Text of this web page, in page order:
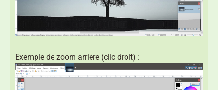
Exemple de zoom arrière (clic droit) :